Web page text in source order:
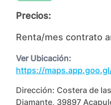
Precios:
Renta/mes contrato
Ver Ubicación:
https://
Dirección: Costera de
Diamante, 39897